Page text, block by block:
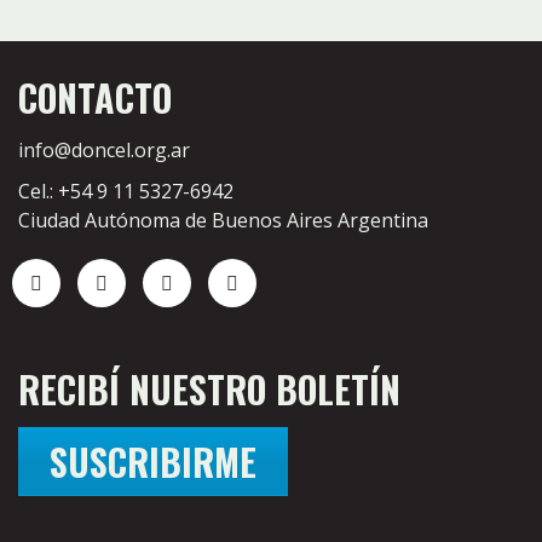
CONTACTO
info@doncel.org.ar
Cel.: +54 9 11 5327-6942
Ciudad Autónoma de Buenos Aires Argentina
RECIBÍ NUESTRO BOLETÍN
SUSCRIBIRME